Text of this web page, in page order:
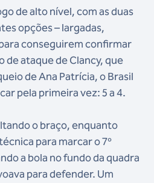
de alto nível, com as duas
opções – largadas,
conseguirem confirmar
de ataque de Clancy, que
de Ana Patrícia, o Brasil
pela primeira vez: 5 a 4.
o braço, enquanto
para marcar o 7º
a bola no fundo da quadra
para defender. Um